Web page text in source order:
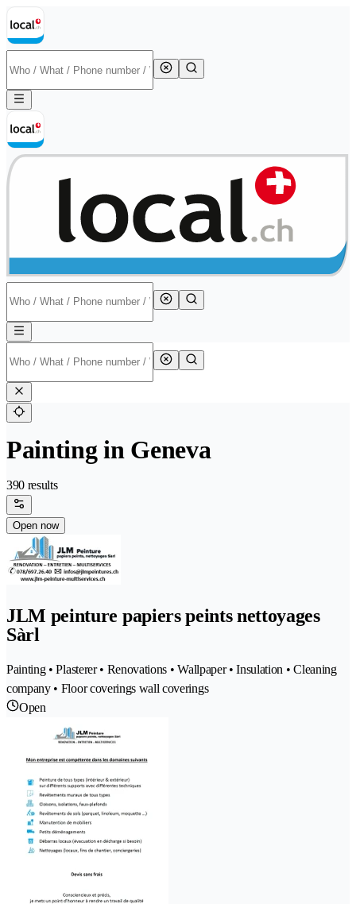
Painting in Geneva
390 results
Open now
JLM peinture papiers peints nettoyages
Sàrl
Painting • Plasterer • Renovations • Wallpaper • Insulation • Cleaning
company • Floor coverings wall coverings
Open